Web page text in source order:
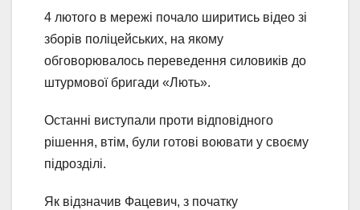
4 лютого в мережі почало ширитись відео зі
зборів поліцейських, на якому
обговорювалось переведення силовиків до
штурмової бригади «Лють».
Останні виступали проти відповідного
рішення, втім, були готові воювати у своєму
підрозділі.
Як відзначив Фацевич, з початку